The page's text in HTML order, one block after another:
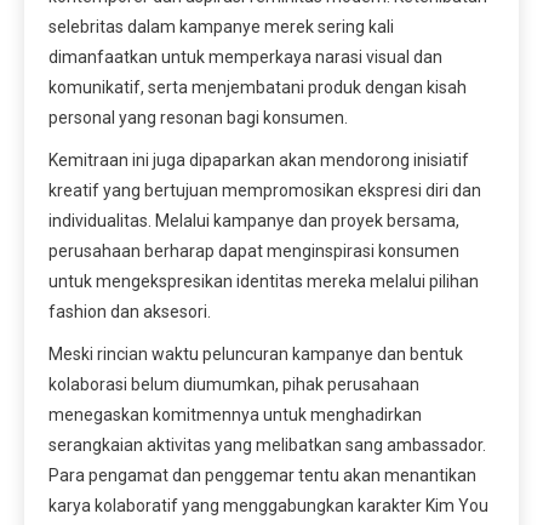
selebritas dalam kampanye merek sering kali
dimanfaatkan untuk memperkaya narasi visual dan
komunikatif, serta menjembatani produk dengan kisah
personal yang resonan bagi konsumen.
Kemitraan ini juga dipaparkan akan mendorong inisiatif
kreatif yang bertujuan mempromosikan ekspresi diri dan
individualitas. Melalui kampanye dan proyek bersama,
perusahaan berharap dapat menginspirasi konsumen
untuk mengekspresikan identitas mereka melalui pilihan
fashion dan aksesori.
Meski rincian waktu peluncuran kampanye dan bentuk
kolaborasi belum diumumkan, pihak perusahaan
menegaskan komitmennya untuk menghadirkan
serangkaian aktivitas yang melibatkan sang ambassador.
Para pengamat dan penggemar tentu akan menantikan
karya kolaboratif yang menggabungkan karakter Kim You